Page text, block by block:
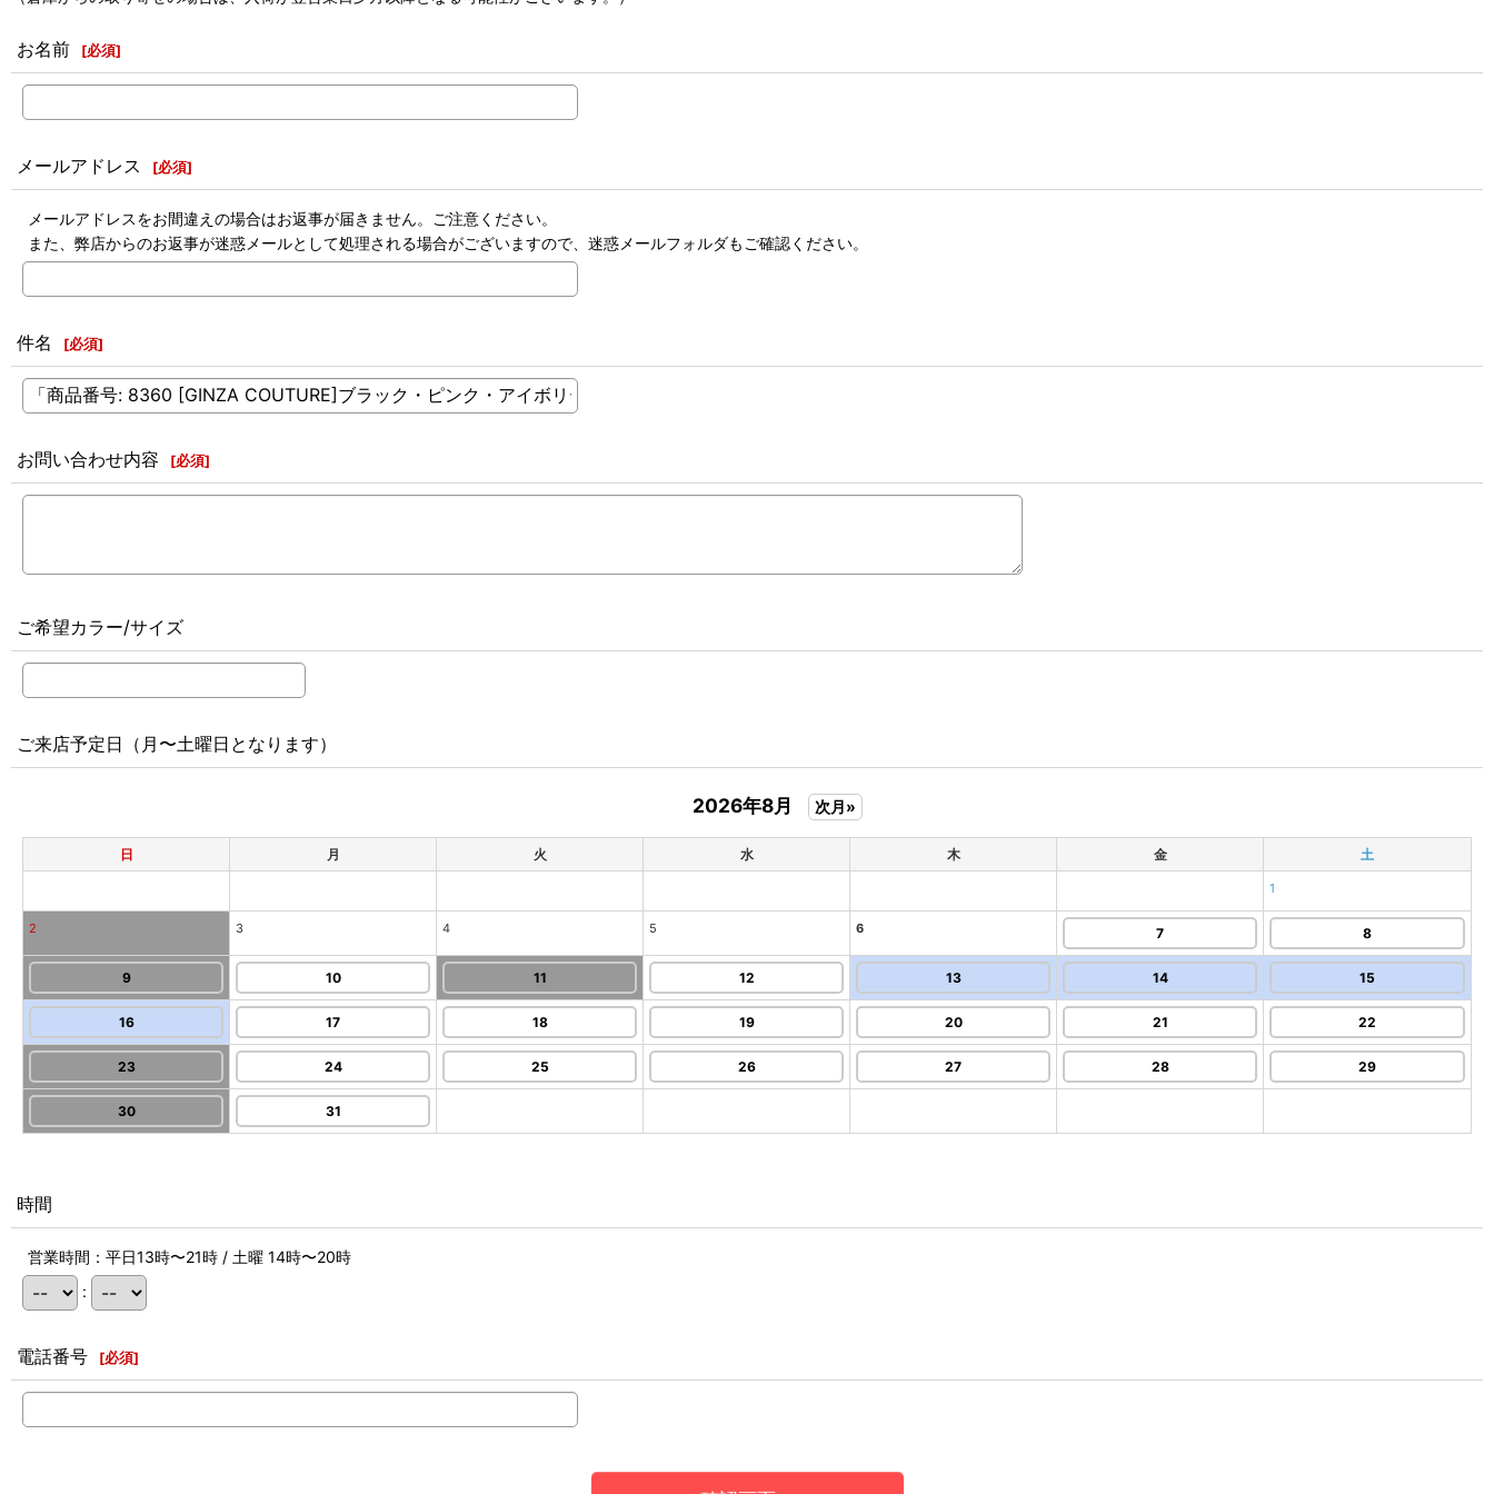
お名前 [必須]
メールアドレス [必須]
メールアドレスをお間違えの場合はお返事が届きません。ご注意ください。
また、弊店からのお返事が迷惑メールとして処理される場合がございますので、迷惑メールフォルダもご確認ください。
件名 [必須]
お問い合わせ内容 [必須]
ご希望カラー/サイズ
ご来店予定日（月〜土曜日となります）
2026年8月 次月»
日 月 火 水 木 金 土
1
2 3 4 5 6 7 8
9 10 11 12 13 14 15
16 17 18 19 20 21 22
23 24 25 26 27 28 29
30 31
時間
営業時間：平日13時〜21時 / 土曜 14時〜20時
:
電話番号 [必須]